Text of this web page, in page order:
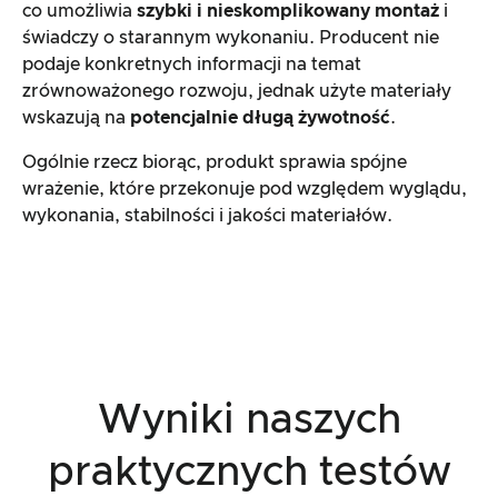
co umożliwia szybki i nieskomplikowany montaż i
świadczy o starannym wykonaniu. Producent nie
podaje konkretnych informacji na temat
zrównoważonego rozwoju, jednak użyte materiały
wskazują na potencjalnie długą żywotność.
Ogólnie rzecz biorąc, produkt sprawia spójne
wrażenie, które przekonuje pod względem wyglądu,
wykonania, stabilności i jakości materiałów.
Wyniki naszych
praktycznych testów